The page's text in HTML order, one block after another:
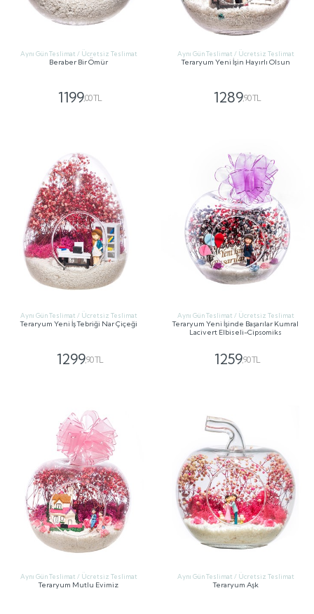
Aynı Gün Teslimat / Ücretsiz Teslimat
Beraber Bir Ömür
1199,00 TL
Aynı Gün Teslimat / Ücretsiz Teslimat
Teraryum Yeni İşin Hayırlı Olsun
1289,90 TL
Aynı Gün Teslimat / Ücretsiz Teslimat
Teraryum Yeni İş Tebriği Nar Çiçeği
1299,90 TL
Aynı Gün Teslimat / Ücretsiz Teslimat
Teraryum Yeni İşinde Başarılar Kumral
Lacivert Elbiseli-Cipsomiks
1259,90 TL
Aynı Gün Teslimat / Ücretsiz Teslimat
Teraryum Mutlu Evimiz
Aynı Gün Teslimat / Ücretsiz Teslimat
Teraryum Aşk